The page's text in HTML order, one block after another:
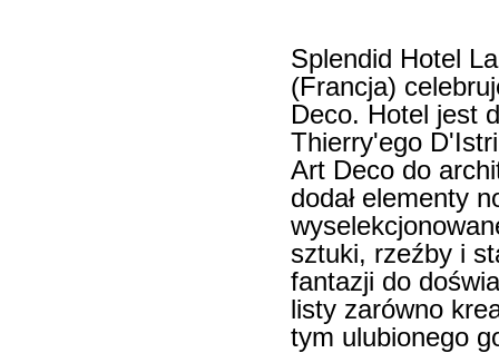
Splendid Hotel
(Francja)
Deco. Hotel jest
Thierry'ego
Art Deco do
dodał elementy
sztuki, rzeźby i
fantazji do
listy zarówno
tym ulubionego